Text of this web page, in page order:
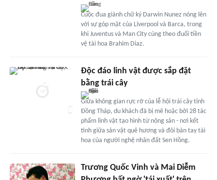
Cuộc đua giành chữ ký Darwin Nunez nóng lên
với sự góp mặt của Liverpool và Barca, trong
khi Juventus và Man City cùng theo đuổi tiền
vệ tài hoa Brahim Diaz.
Độc đáo linh vật được sắp đặt
bằng trái cây
Giữa không gian rực rỡ của lễ hội trái cây tỉnh
Đồng Tháp, du khách đã bị mê hoặc bởi 28 tác
phẩm linh vật tạo hình từ nông sản - nơi kết
tinh giữa sản vật quê hương và đôi bàn tay tài
hoa của người nghệ nhân đất Sen Hồng.
Trương Quốc Vinh và Mai Diễm